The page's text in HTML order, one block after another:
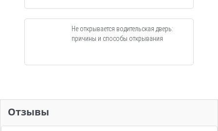
Не открывается водительская дверь:
причины и способы открывания
Отзывы